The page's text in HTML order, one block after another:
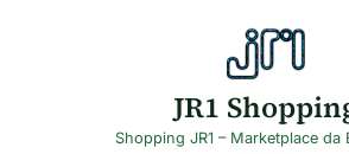
JR1
Shopping JR1 – Marketplace da